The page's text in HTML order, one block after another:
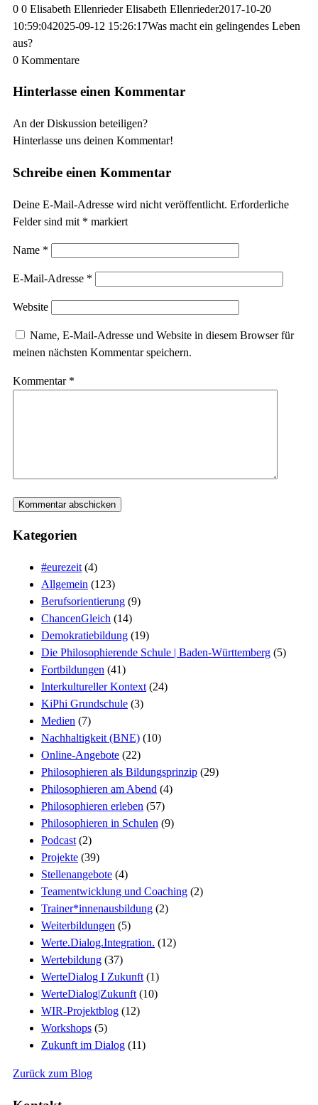
0 0 Elisabeth Ellenrieder Elisabeth Ellenrieder2017-10-20
10:59:042025-09-12 15:26:17Was macht ein gelingendes Leben
aus?
0 Kommentare
Hinterlasse einen Kommentar
An der Diskussion beteiligen?
Hinterlasse uns deinen Kommentar!
Schreibe einen Kommentar
Deine E-Mail-Adresse wird nicht veröffentlicht. Erforderliche
Felder sind mit * markiert
Name *
E-Mail-Adresse *
Website
Name, E-Mail-Adresse und Website in diesem Browser für
meinen nächsten Kommentar speichern.
Kommentar *
Kategorien
#eurezeit (4)
Allgemein (123)
Berufsorientierung (9)
ChancenGleich (14)
Demokratiebildung (19)
Die Philosophierende Schule | Baden-Württemberg (5)
Fortbildungen (41)
Interkultureller Kontext (24)
KiPhi Grundschule (3)
Medien (7)
Nachhaltigkeit (BNE) (10)
Online-Angebote (22)
Philosophieren als Bildungsprinzip (29)
Philosophieren am Abend (4)
Philosophieren erleben (57)
Philosophieren in Schulen (9)
Podcast (2)
Projekte (39)
Stellenangebote (4)
Teamentwicklung und Coaching (2)
Trainer*innenausbildung (2)
Weiterbildungen (5)
Werte.Dialog.Integration. (12)
Wertebildung (37)
WerteDialog I Zukunft (1)
WerteDialog|Zukunft (10)
WIR-Projektblog (12)
Workshops (5)
Zukunft im Dialog (11)
Zurück zum Blog